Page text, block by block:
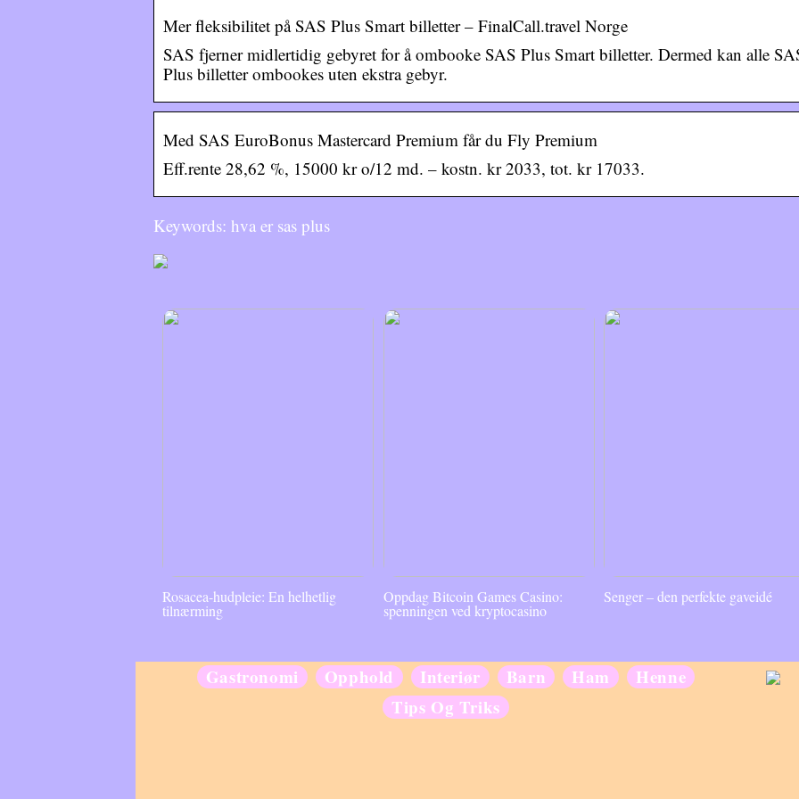
Mer fleksibilitet på SAS Plus Smart billetter – FinalCall.travel Norge
SAS fjerner midlertidig gebyret for å ombooke SAS Plus Smart billetter. Dermed kan alle
Plus billetter ombookes uten ekstra gebyr.
Med SAS EuroBonus Mastercard Premium får du Fly Premium
Eff.rente 28,62 %, 15000 kr o/12 md. – kostn. kr 2033, tot. kr 17033.
Keywords: hva er sas plus
Rosacea-hudpleie: En helhetlig
tilnærming
Oppdag Bitcoin Games Casino:
spenningen ved kryptocasino
Senger – den perfekte gaveidé
Gastronomi Opphold Interiør Barn Ham
Henne
Tips Og Triks